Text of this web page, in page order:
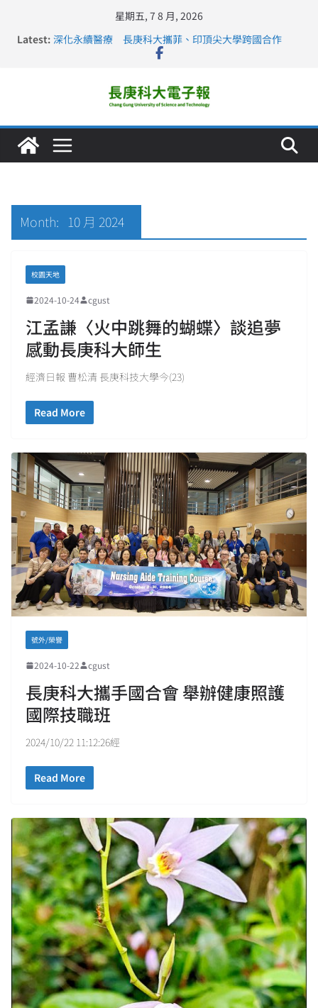
星期五, 7 8 月, 2026
Latest: 深化永續醫療 長庚科大攜菲、印頂尖大學跨國合作
長庚科大訪凱瑟醫療集團、美容學校收穫豐
仁德醫專與長庚科大締結策略聯盟 培育護理尖兵
長庚科大連四年穩居《遠見》醫學大學第5名 辦學實力再
Month: 10 月 2024
校園天地
2024-10-24 cgust
江孟謙〈火中跳舞的蝴蝶〉談追夢
感動長庚科大師生
經濟日報 曹松清 長庚科技大學今(23)
Read More
號外/榮譽
2024-10-22 cgust
長庚科大攜手國合會 舉辦健康照護
國際技職班
2024/10/22 11:12:26經
Read More